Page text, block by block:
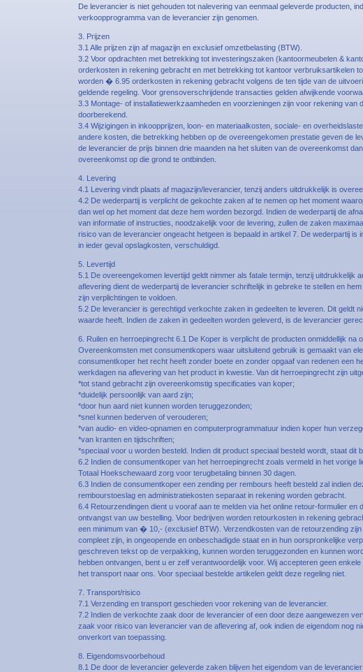
De leverancier is niet gehouden tot nalevering van eenmaal geleverde producten,
verkoopprogramma van de leverancier zijn genomen.
3. Prijzen
3.1 Alle prijzen zijn af magazijn en exclusief omzetbelasting (BTW).
3.2 Voor opdrachten met betrekking tot investeringszaken (kantoormeubelen &
orderkosten in rekening gebracht en met betrekking tot kantoor verbruiksartikelen
worden � 6.95 orderkosten in rekening gebracht volgens de ten tijde van de
geldende regeling. Voor grensoverschrijdende transacties gelden afwijkende
3.3 Montage- of installatiewerkzaamheden en voorzieningen zijn voor rekening van
doorberekend.
3.4 Wijzigingen in inkoopprijzen, loon- en materiaalkosten, sociale- en
andere kosten, die betrekking hebben op de overeengekomen prestatie geven de
de leverancier de prijs binnen drie maanden na het sluiten van de overeenkomst
overeenkomst op die grond te ontbinden.
4. Levering
4.1 Levering vindt plaats af magazijn/leverancier, tenzij anders uitdrukkelijk is
4.2 De wederpartij is verplicht de gekochte zaken af te nemen op het moment
dan wel op het moment dat deze hem worden bezorgd. Indien de wederpartij de
van informatie of instructies, noodzakelijk voor de levering, zullen de zaken
risico van de leverancier ongeacht hetgeen is bepaald in artikel 7. De wederpartij is
in ieder geval opslagkosten, verschuldigd.
5. Levertijd
5.1 De overeengekomen levertijd geldt nimmer als fatale termijn, tenzij uitdrukkelijk
aflevering dient de wederpartij de leverancier schriftelijk in gebreke te stellen en
zijn verplichtingen te voldoen.
5.2 De leverancier is gerechtigd verkochte zaken in gedeelten te leveren. Dit geldt
waarde heeft. Indien de zaken in gedeelten worden geleverd, is de leverancier
6. Ruilen en herroepingrecht 6.1 De Koper is verplicht de producten onmiddellijk na
Overeenkomsten met consumentkopers waar uitsluitend gebruik is gemaakt van
consumentkoper het recht heeft zonder boete en zonder opgaaf van redenen een
werkdagen na aflevering van het product in kwestie. Van dit herroepingrecht zijn
*tot stand gebracht zijn overeenkomstig specificaties van koper;
*duidelijk persoonlijk van aard zijn;
*door hun aard niet kunnen worden teruggezonden;
*snel kunnen bederven of verouderen;
*van audio- en video-opnamen en computerprogrammatuur indien koper hun
*van kranten en tijdschriften;
*speciaal voor u worden besteld. Indien dit product speciaal besteld wordt, staat dit
6.2 Indien de consumentkoper van het herroepingrecht zoals vermeld in het vorige
Totaal Hoekschewaard zorg voor terugbetaling binnen 30 dagen.
6.3 Indien de consumentkoper een zending per rembours heeft besteld zal indien
rembourstoeslag en administratiekosten separaat in rekening worden gebracht.
6.4 Retourzendingen dient u vooraf aan te melden via het online retour-formulier en
ontvangst van uw bestelling. Voor bedrijven worden retourkosten in rekening
een minimum van � 10,- (exclusief BTW). Verzendkosten van de retourzending
compleet zijn, in ongeopende en onbeschadigde staat en in hun oorspronkelijke
geschreven tekst op de verpakking, kunnen worden teruggezonden en kunnen
hebben ontvangen, bent u er zelf verantwoordelijk voor. Wij accepteren geen
het transport naar ons. Voor speciaal bestelde artikelen geldt deze regeling niet.
7. Transport/risico
7.1 Verzending en transport geschieden voor rekening van de leverancier.
7.2 Indien de verkochte zaak door de leverancier of een door deze aangewezen
zaak voor risico van leverancier van de aflevering af, ook indien de eigendom nog
onverkort van toepassing.
8. Eigendomsvoorbehoud
8.1 De door de leverancier geleverde zaken blijven het eigendom van de